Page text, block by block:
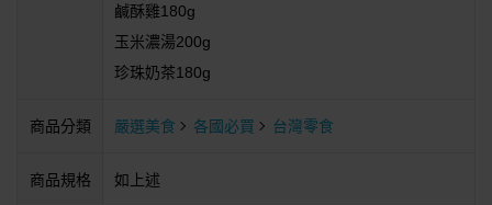
鹹酥雞180g
玉米濃湯200g
珍珠奶茶180g
商品分類 嚴選美食 各國必買 台灣零食
商品規格 如上述